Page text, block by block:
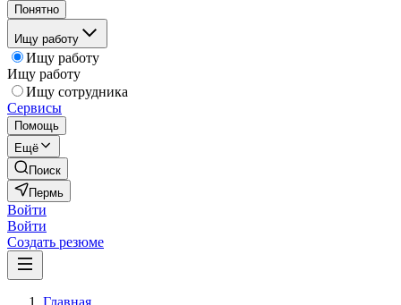
Понятно
Ищу работу
Ищу работу
Ищу работу
Ищу сотрудника
Сервисы
Помощь
Ещё
Поиск
Пермь
Войти
Войти
Создать резюме
Главная